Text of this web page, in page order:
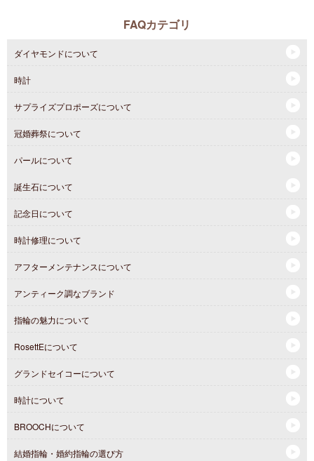
FAQカテゴリ
ダイヤモンドについて
時計
サプライズプロポーズについて
冠婚葬祭について
パールについて
誕生石について
記念日について
時計修理について
アフターメンテナンスについて
アンティーク調なブランド
指輪の魅力について
RosettEについて
グランドセイコーについて
時計について
BROOCHについて
結婚指輪・婚約指輪の選び方